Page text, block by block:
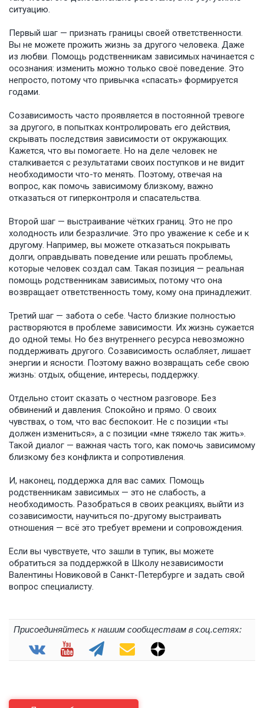
ситуацию.
Первый шаг — признать границы своей ответственности.
Вы не можете прожить жизнь за другого человека. Даже
из любви. Помощь родственникам зависимых начинается с
осознания: изменить можно только своё поведение. Это
непросто, потому что привычка «спасать» формируется
годами.
Созависимость часто проявляется в постоянной тревоге
за другого, в попытках контролировать его действия,
скрывать последствия зависимости от окружающих.
Кажется, что вы помогаете. Но на деле человек не
сталкивается с результатами своих поступков и не видит
необходимости что-то менять. Поэтому, отвечая на
вопрос, как помочь зависимому близкому, важно
отказаться от гиперконтроля и спасательства.
Второй шаг — выстраивание чётких границ. Это не про
холодность или безразличие. Это про уважение к себе и к
другому. Например, вы можете отказаться покрывать
долги, оправдывать поведение или решать проблемы,
которые человек создал сам. Такая позиция — реальная
помощь родственникам зависимых, потому что она
возвращает ответственность тому, кому она принадлежит.
Третий шаг — забота о себе. Часто близкие полностью
растворяются в проблеме зависимости. Их жизнь сужается
до одной темы. Но без внутреннего ресурса невозможно
поддерживать другого. Созависимость ослабляет, лишает
энергии и ясности. Поэтому важно возвращать себе свою
жизнь: отдых, общение, интересы, поддержку.
Отдельно стоит сказать о честном разговоре. Без
обвинений и давления. Спокойно и прямо. О своих
чувствах, о том, что вас беспокоит. Не с позиции «ты
должен измениться», а с позиции «мне тяжело так жить».
Такой диалог — важная часть того, как помочь зависимому
близкому без конфликта и сопротивления.
И, наконец, поддержка для вас самих. Помощь
родственникам зависимых — это не слабость, а
необходимость. Разобраться в своих реакциях, выйти из
созависимости, научиться по-другому выстраивать
отношения — всё это требует времени и сопровождения.
Если вы чувствуете, что зашли в тупик, вы можете
обратиться за поддержкой в Школу независимости
Валентины Новиковой в Санкт-Петербурге и задать свой
вопрос специалисту.
Присоединяйтесь к нашим сообществам в соц.сетях: